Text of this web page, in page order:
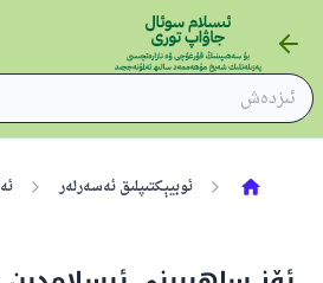
ئوبيېكتىپلىق ئەسەرلەر